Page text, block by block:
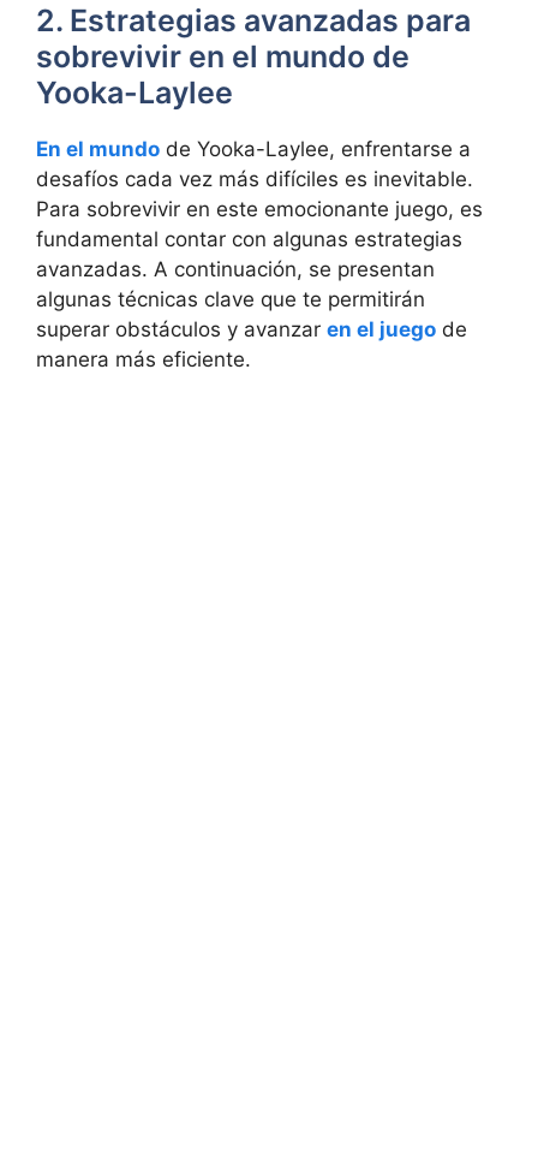
2. Estrategias avanzadas para
sobrevivir en el mundo de
Yooka-Laylee
En el mundo de Yooka-Laylee, enfrentarse a
desafíos cada vez más difíciles es inevitable.
Para sobrevivir en este emocionante juego, es
fundamental contar con algunas estrategias
avanzadas. A continuación, se presentan
algunas técnicas clave que te permitirán
superar obstáculos y avanzar en el juego de
manera más eficiente.